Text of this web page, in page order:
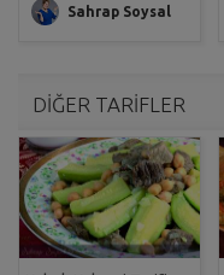
Sahrap Soysal
DİĞER TARİFLER